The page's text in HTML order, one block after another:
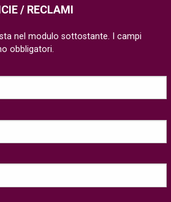
/ RECLAMI
nel modulo sottostante. I campi
obbligatori.